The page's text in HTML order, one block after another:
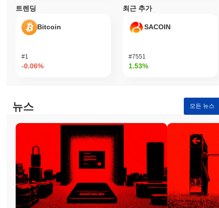
여 어떤 성과를 내고 있나요?
지난 7일 동안 BUNNY MEV BOT는 0.00%상승하여
승을 기록한 전체 암호화폐 시장에 뒤처졌습니다. 이는 더 넓은 시
을 나타냅니다.
트렌딩
Bitcoin
#1
-0.06%
최근 추가
SACOIN
#7551
1.53%
뉴스 모든 뉴스